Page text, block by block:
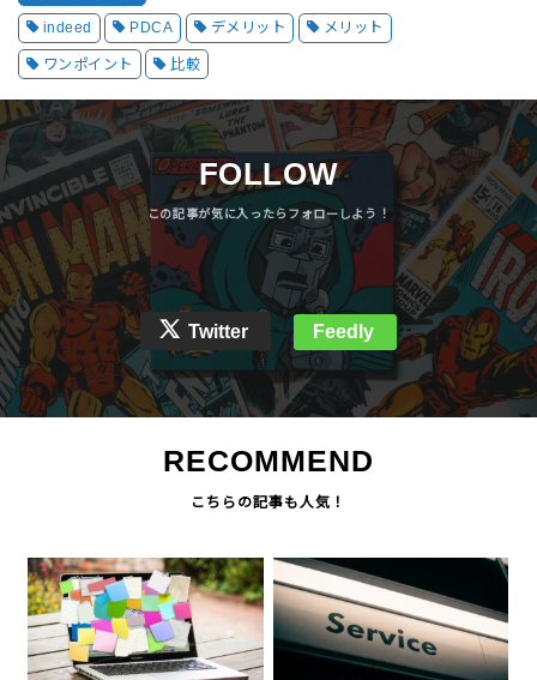
indeed PDCA デメリット メリット
ワンポイント 比較
FOLLOW
Twitter Feedly
RECOMMEND